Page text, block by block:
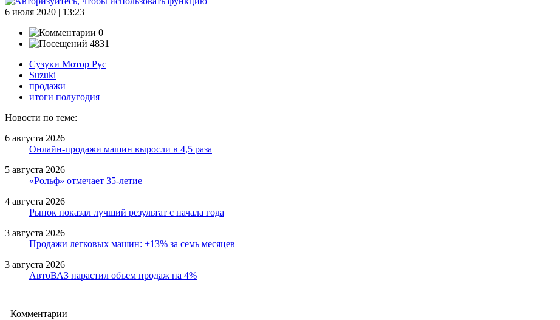
6 июля 2020 | 13:23
0
4831
Сузуки Мотор Рус
Suzuki
продажи
итоги полугодия
Новости по теме:
6 августа 2026
Онлайн-продажи машин выросли в 4,5 раза
5 августа 2026
«Рольф» отмечает 35-летие
4 августа 2026
Рынок показал лучший результат с начала года
3 августа 2026
Продажи легковых машин: +13% за семь месяцев
3 августа 2026
АвтоВАЗ нарастил объем продаж на 4%
Комментарии